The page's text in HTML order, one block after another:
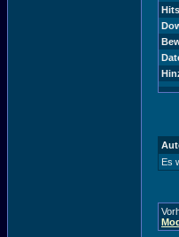
Es